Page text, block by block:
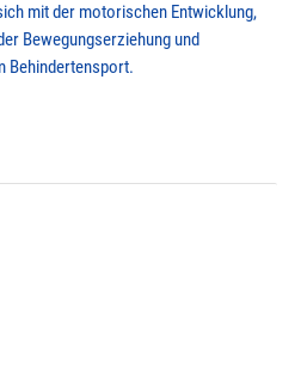
mit der motorischen Entwicklung,
Bewegungserziehung und
Behindertensport.